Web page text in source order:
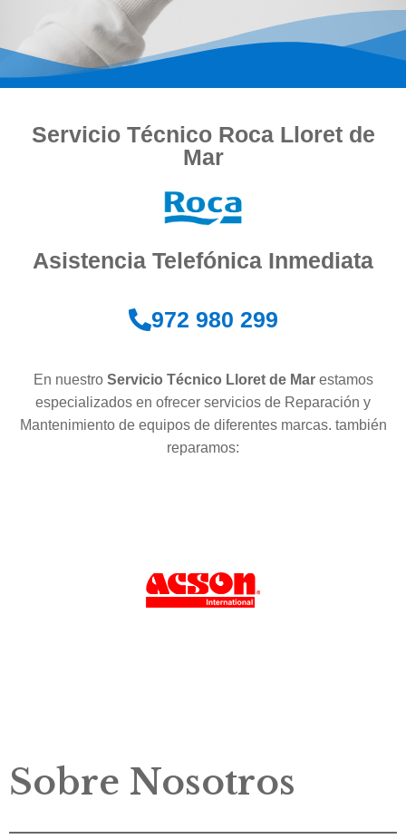
Servicio Técnico Roca Lloret de
Mar
Asistencia Telefónica Inmediata
972 980 299
En nuestro Servicio Técnico Lloret de Mar estamos
especializados en ofrecer servicios de Reparación y
Mantenimiento de equipos de diferentes marcas. también
reparamos:
Sobre Nosotros